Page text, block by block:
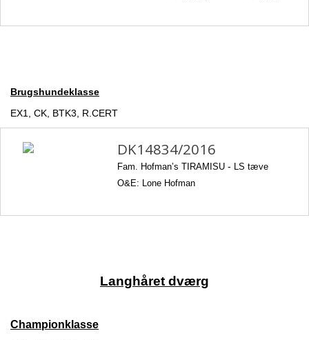
Brugshundeklasse
EX1, CK, BTK3, R.CERT
DK14834/2016
Fam. Hofman’s TIRAMISU - LS tæve
O&E: Lone Hofman
Langhåret dværg
Championklasse